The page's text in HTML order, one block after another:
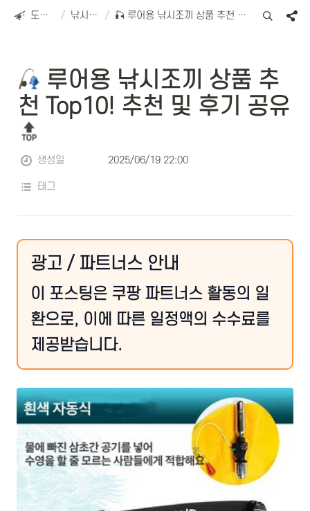
도리피싱 / 낚시용품 / 🎣 루어용 낚시조끼 상품 추천 Top10! 추천 및 후기 공유 🔝
루어용 낚시조끼 상품 추
생성일 2025/06/19 22:00
태그
광고 / 파트너스 안내
이 포스팅은 쿠팡 파트너스 활동의 일
환으로, 이에 따른 일정액의 수수료를
제공받습니다.